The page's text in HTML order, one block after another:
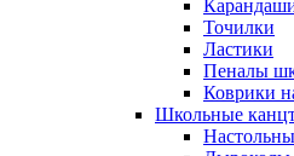
Точилки
Ластики
Пеналы
Коврики
Школьные